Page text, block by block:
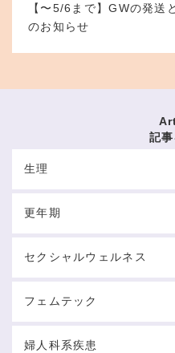
【〜5/6まで】GWの発送
のお知らせ
記
生理
更年期
セクシャルウェルネス
フェムテック
婦人科系疾患